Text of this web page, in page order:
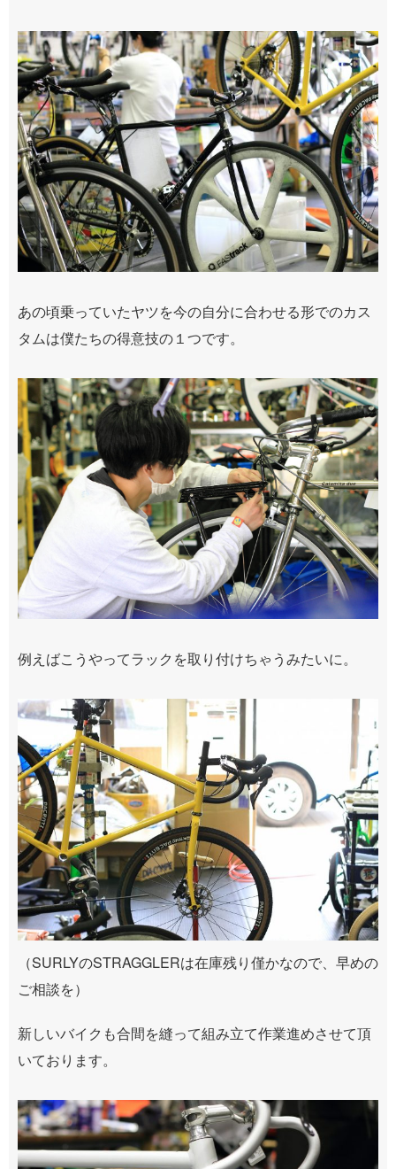
あの頃乗っていたヤツを今の自分に合わせる形でのカス
タムは僕たちの得意技の１つです。
例えばこうやってラックを取り付けちゃうみたいに。
（SURLYのSTRAGGLERは在庫残り僅かなので、早めの
ご相談を）
新しいバイクも合間を縫って組み立て作業進めさせて頂
いております。